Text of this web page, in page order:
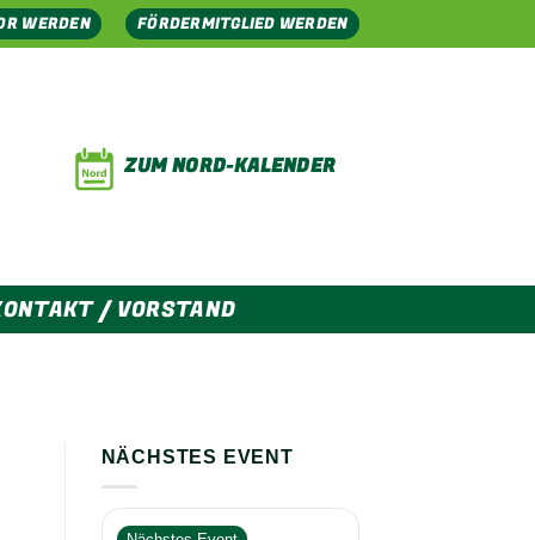
WERDEN FÖRDERMITGLIED WERDEN
ZUM NORD-KALENDER
/ VORSTAND
NÄCHSTES EVENT